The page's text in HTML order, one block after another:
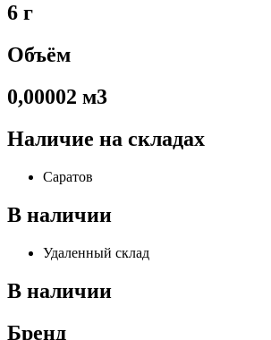
6 г
Объём
0,00002 м3
Наличие на складах
Саратов
В наличии
Удаленный склад
В наличии
Бренд